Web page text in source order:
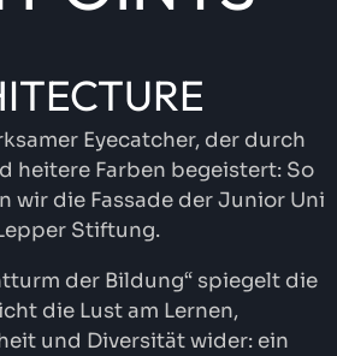
Eyecatcher, der durch
heitere Farben begeistert: So
wir die Fassade der Junior Uni
Stiftung.
der Bildung“ spiegelt die
die Lust am Lernen,
und Diversität wider: ein